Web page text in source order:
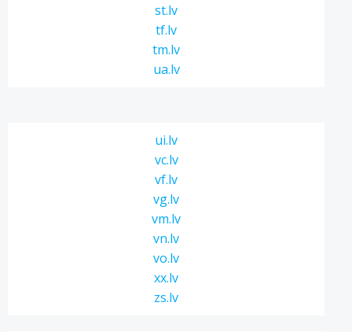
st.lv
tf.lv
tm.lv
ua.lv
ui.lv
vc.lv
vf.lv
vg.lv
vm.lv
vn.lv
vo.lv
xx.lv
zs.lv